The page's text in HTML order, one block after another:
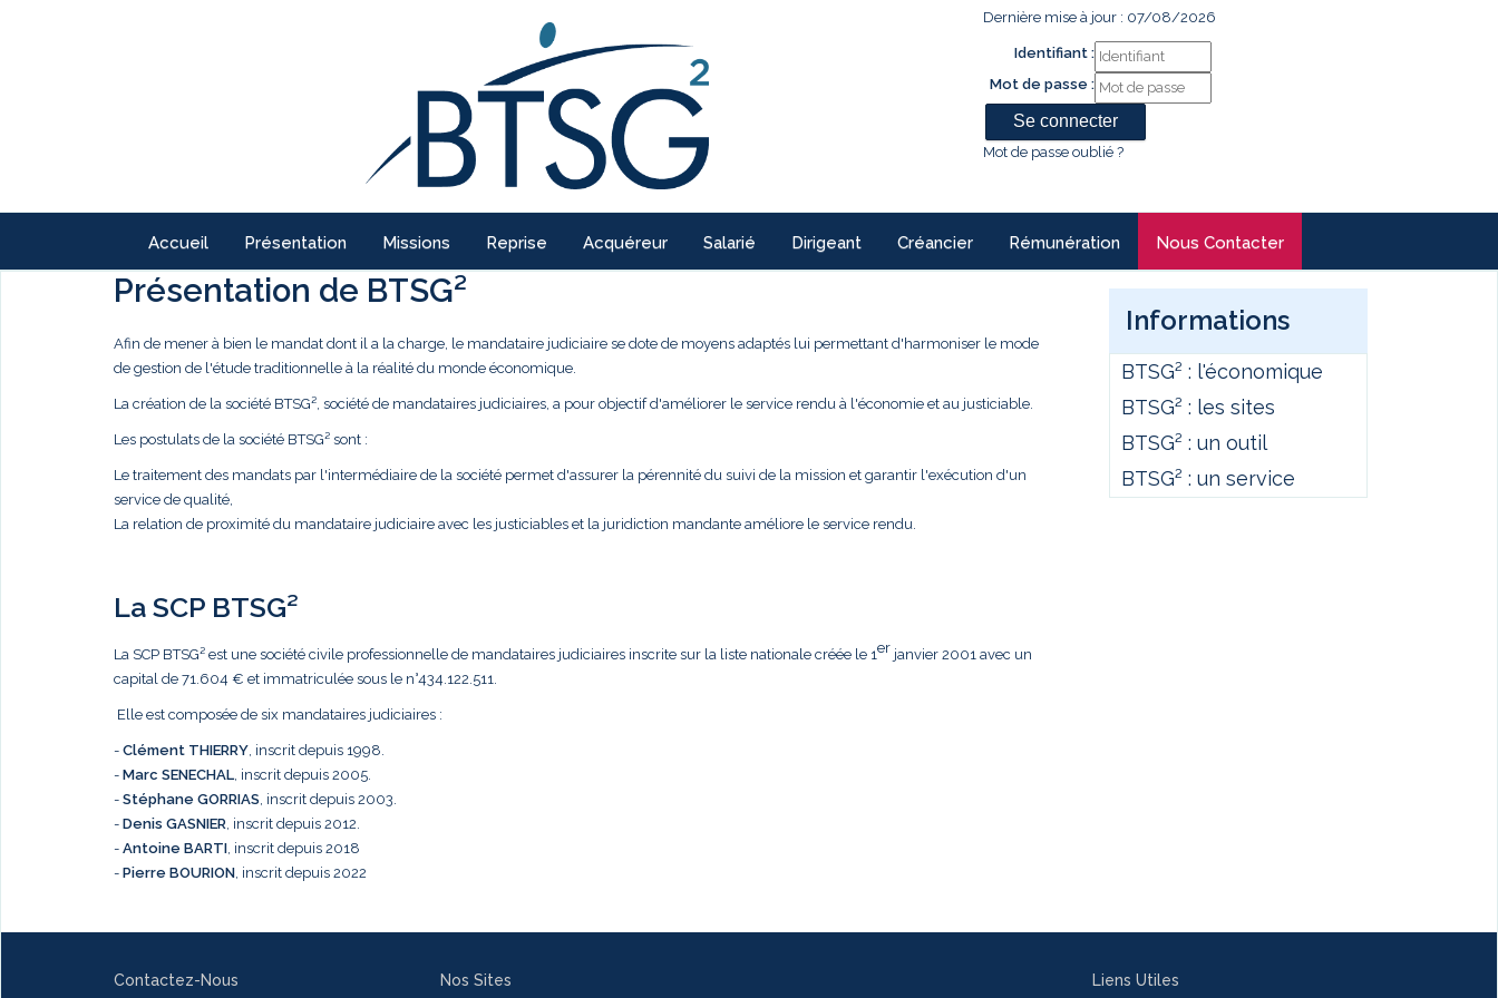
Dernière mise à jour : 07/08/2026
Identifiant :
Mot de passe :
Mot de passe oublié ?
Accueil Présentation Missions Reprise Acquéreur Salarié Dirigeant Créancier Rémunération Nous Contacter
Présentation de BTSG²
Afin de mener à bien le mandat dont il a la charge, le mandataire judiciaire se dote de moyens adaptés lui permettant d'harmoniser le mode
de gestion de l'étude traditionnelle à la réalité du monde économique.
La création de la société BTSG², société de mandataires judiciaires, a pour objectif d'améliorer le service rendu à l'économie et au justiciable.
Les postulats de la société BTSG² sont :
Le traitement des mandats par l'intermédiaire de la société permet d'assurer la pérennité du suivi de la mission et garantir l'exécution d'un
service de qualité,
La relation de proximité du mandataire judiciaire avec les justiciables et la juridiction mandante améliore le service rendu.
La SCP BTSG²
La SCP BTSG² est une société civile professionnelle de mandataires judiciaires inscrite sur la liste nationale créée le 1er janvier 2001 avec un
capital de 71.604 € et immatriculée sous le n°434.122.511.
Elle est composée de six mandataires judiciaires :
- Clément THIERRY, inscrit depuis 1998.
- Marc SENECHAL, inscrit depuis 2005.
- Stéphane GORRIAS, inscrit depuis 2003.
- Denis GASNIER, inscrit depuis 2012.
- Antoine BARTI, inscrit depuis 2018
- Pierre BOURION, inscrit depuis 2022
Informations
BTSG² : l'économique
BTSG² : les sites
BTSG² : un outil
BTSG² : un service
Contactez-Nous Nos Sites Liens Utiles